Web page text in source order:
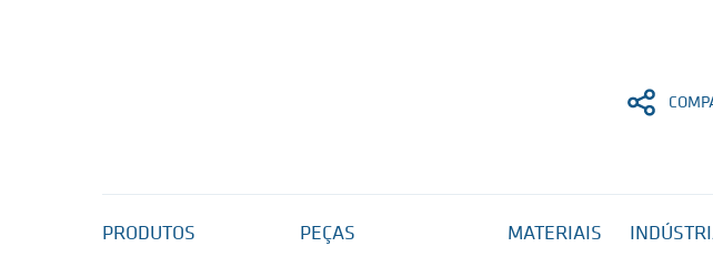
PRODUTOS PEÇAS MATERIAIS